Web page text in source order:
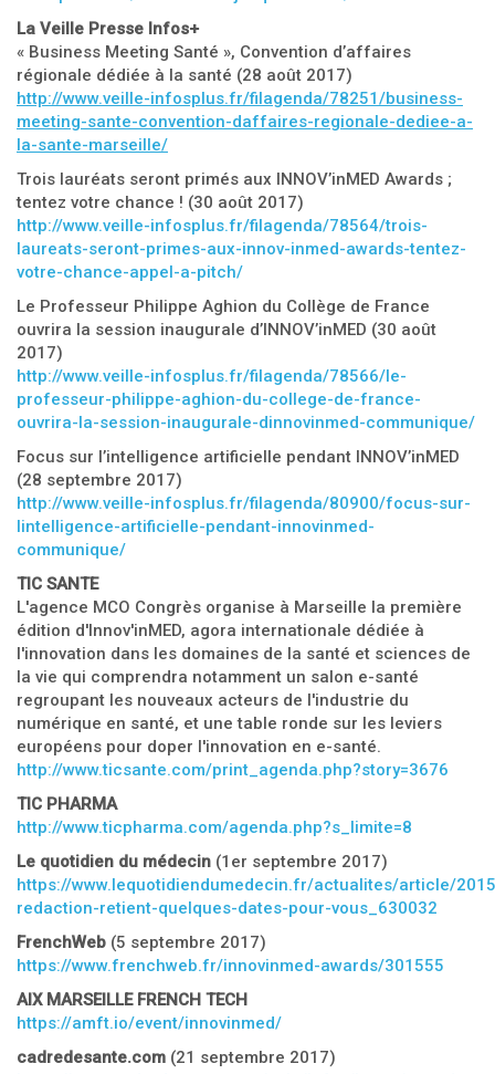
La Veille Presse Infos+
« Business Meeting Santé », Convention d’affaires
régionale dédiée à la santé (28 août 2017)
http://www.veille-infosplus.fr/filagenda/78251/business-
meeting-sante-convention-daffaires-regionale-dediee-a-
la-sante-marseille/
Trois lauréats seront primés aux INNOV’inMED Awards ;
tentez votre chance ! (30 août 2017)
http://www.veille-infosplus.fr/filagenda/78564/trois-
laureats-seront-primes-aux-innov-inmed-awards-tentez-
votre-chance-appel-a-pitch/
Le Professeur Philippe Aghion du Collège de France
ouvrira la session inaugurale d’INNOV’inMED (30 août
2017)
http://www.veille-infosplus.fr/filagenda/78566/le-
professeur-philippe-aghion-du-college-de-france-
ouvrira-la-session-inaugurale-dinnovinmed-communique/
Focus sur l’intelligence artificielle pendant INNOV’inMED
(28 septembre 2017)
http://www.veille-infosplus.fr/filagenda/80900/focus-sur-
lintelligence-artificielle-pendant-innovinmed-
communique/
TIC SANTE
L'agence MCO Congrès organise à Marseille la première
édition d'Innov'inMED, agora internationale dédiée à
l'innovation dans les domaines de la santé et sciences de
la vie qui comprendra notamment un salon e-santé
regroupant les nouveaux acteurs de l'industrie du
numérique en santé, et une table ronde sur les leviers
européens pour doper l'innovation en e-santé.
http://www.ticsante.com/print_agenda.php?story=3676
TIC PHARMA
http://www.ticpharma.com/agenda.php?s_limite=8
Le quotidien du médecin (1er septembre 2017)
https://www.lequotidiendumedecin.fr/actualites/article/
redaction-retient-quelques-dates-pour-vous_630032
FrenchWeb (5 septembre 2017)
https://www.frenchweb.fr/innovinmed-awards/301555
AIX MARSEILLE FRENCH TECH
https://amft.io/event/innovinmed/
cadredesante.com (21 septembre 2017)